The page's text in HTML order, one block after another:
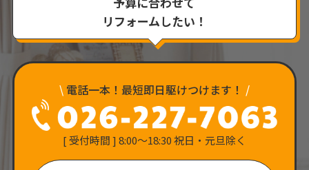
リフォームしたい！
\ 電話一本！最短即日駆けつけます！ /
[ 受付時間 ] 8:00〜18:30 祝日・元旦除く